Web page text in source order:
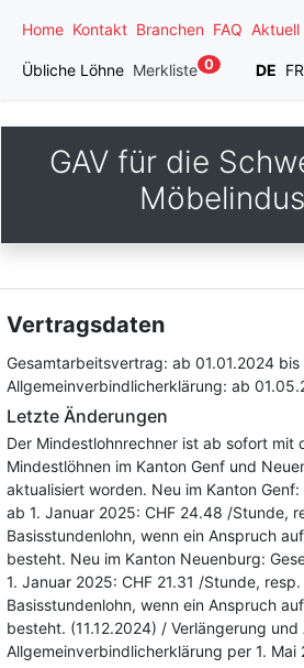
Home Kontakt Branchen FAQ Aktuell
Übliche Löhne Merkliste 0 DE FR
GAV für die
Vertragsdaten
Gesamtarbeitsvertrag: ab 01.01.2024 bis
Allgemeinverbindlicherklärung: ab
Letzte Änderungen
Der Mindestlohnrechner ist ab sofort mit
Mindestlöhnen im Kanton Genf und
aktualisiert worden. Neu im Kanton
ab 1. Januar 2025: CHF 24.48 /Stunde,
Basisstundenlohn, wenn ein Anspruch
besteht. Neu im Kanton Neuenburg:
1. Januar 2025: CHF 21.31 /Stunde,
Basisstundenlohn, wenn ein Anspruch
besteht. (11.12.2024) / Verlängerung
Allgemeinverbindlicherklärung per 1. Mai